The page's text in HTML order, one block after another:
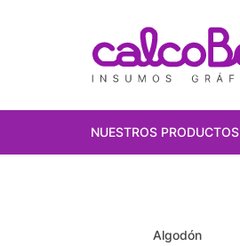
NUESTROS PRODUCTOS
Polarizadosalgodón